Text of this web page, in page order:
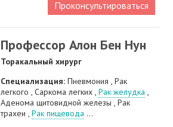
Проконсультироваться
Профессор Алон Бен Нун
Торакальный хирург
Специализация:Пневмония , Рак
легкого , Саркома легких ,Рак желудка ,
Аденома щитовидной железы , Рак
трахеи ,Рак пищевода ...